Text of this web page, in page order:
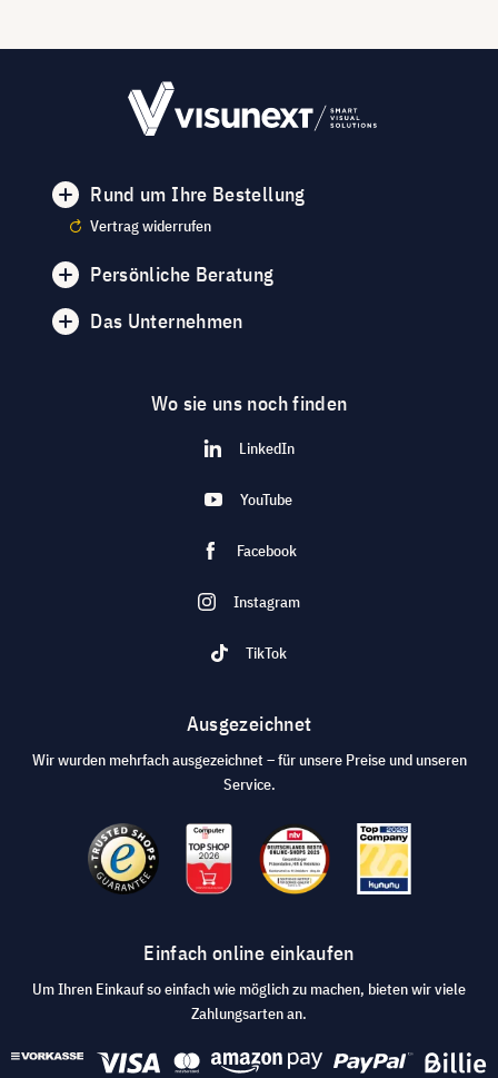
Rund um Ihre Bestellung
Vertrag widerrufen
Persönliche Beratung
Das Unternehmen
Wo sie uns noch finden
LinkedIn
YouTube
Facebook
Instagram
TikTok
Ausgezeichnet
Wir wurden mehrfach ausgezeichnet – für unsere Preise und unseren
Service.
Einfach online einkaufen
Um Ihren Einkauf so einfach wie möglich zu machen, bieten wir viele
Zahlungsarten an.